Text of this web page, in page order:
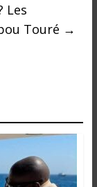
Les
Touré →